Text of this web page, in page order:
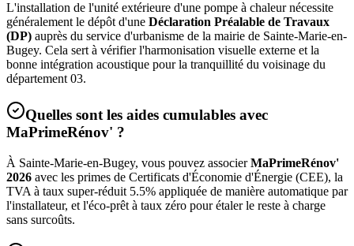
L'installation de l'unité extérieure d'une pompe à chaleur nécessite
généralement le dépôt d'une Déclaration Préalable de Travaux
(DP) auprès du service d'urbanisme de la mairie de Sainte-Marie-en-
Bugey. Cela sert à vérifier l'harmonisation visuelle externe et la
bonne intégration acoustique pour la tranquillité du voisinage du
département03.
Quelles sont les aides cumulables avec
MaPrimeRénov' ?
À Sainte-Marie-en-Bugey, vous pouvez associerMaPrimeRénov'
2026 avec les primes de Certificats d'Économie d'Énergie (CEE), la
TVA à taux super-réduit 5.5% appliquée de manière automatique par
l'installateur, et l'éco-prêt à taux zéro pour étaler le reste à charge
sans surcoûts.